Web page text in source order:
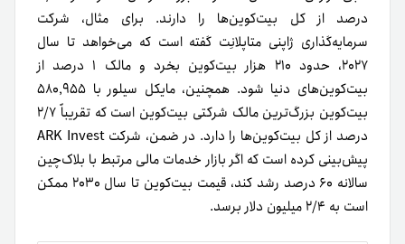
درصد از کل بیت‌کوین‌ها را دارند. برای مثال، شرکت
سرمایه‌گذاری ژاپنی متاپلانِت گفته است که می‌خواهد تا سال
۲۰۲۷، حدود ۲۱۰ هزار بیت‌کوین بخرد و مالک ۱ درصد از
بیت‌کوین‌های دنیا شود. همچنین، مایکل سیلور با ۵۸۰٬۹۵۵
بیت‌کوین بزرگ‌ترین مالک شرکتی بیت‌کوین است که تقریباً ۲/۷
درصد از کل بیت‌کوین‌ها را دارد. در ضمن، شرکت ARK Invest
پیش‌بینی کرده است که اگر بازار خدمات مالی مرتبط با بلاک‌چین
سالانه ۶۰ درصد رشد کند، قیمت بیت‌کوین تا سال ۲۰۳۰ ممکن
است به ۲/۴ میلیون دلار برسد.